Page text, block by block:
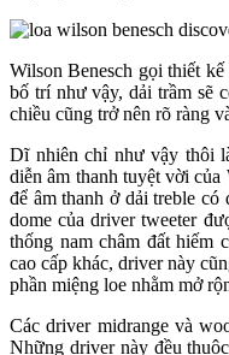
Wilson Benesch gọi thiết
bố trí như vậy, dải trầm sẽ
chiều cũng trở nên rõ ràng
Dĩ nhiên chỉ như vậy thôi
diễn âm thanh tuyệt vời
để âm thanh ở dải treble
dome của driver tweeter
thống nam châm đất hiếm
cao cấp khác, driver này
phần miệng loe nhằm mở
Các driver midrange và
Những driver này đều